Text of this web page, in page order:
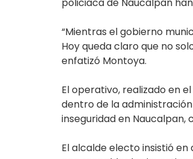
policiaca de Naucalpan
“Mientras el gobierno
Hoy queda claro que no
enfatizó Montoya.
El operativo, realizado en
dentro de la
inseguridad en Naucalpan,
El alcalde electo insistió